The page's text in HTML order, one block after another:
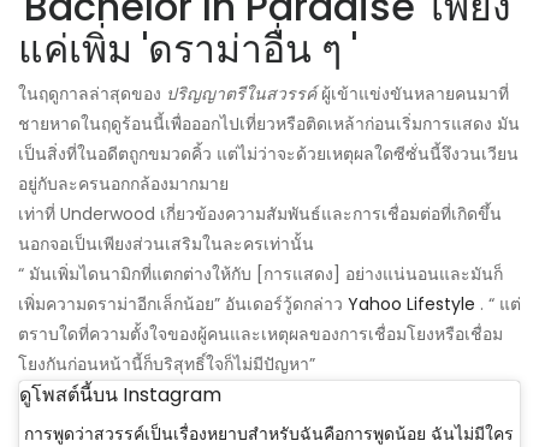
แค่เพิ่ม 'ดราม่าอื่น ๆ '
ในฤดูกาลล่าสุดของ ปริญญาตรีในสวรรค์ผู้เข้าแข่งขันหลายคนมาที่
ชายหาดในฤดูร้อนนี้เพื่อออกไปเที่ยวหรือติดเหล้าก่อนเริ่มการแสดง มัน
เป็นสิ่งที่ในอดีตถูกขมวดคิ้ว แต่ไม่ว่าจะด้วยเหตุผลใดซีซั่นนี้จึงวนเวียน
อยู่กับละครนอกกล้องมากมาย
เท่าที่ Underwood เกี่ยวข้องความสัมพันธ์และการเชื่อมต่อที่เกิดขึ้น
นอกจอเป็นเพียงส่วนเสริมในละครเท่านั้น
“ มันเพิ่มไดนามิกที่แตกต่างให้กับ [การแสดง] อย่างแน่นอนและมันก็
เพิ่มความดราม่าอีกเล็กน้อย” อันเดอร์วู้ดกล่าว Yahoo Lifestyle . “ แต่
ตราบใดที่ความตั้งใจของผู้คนและเหตุผลของการเชื่อมโยงหรือเชื่อม
โยงกันก่อนหน้านี้ก็บริสุทธิ์ใจก็ไม่มีปัญหา”
ดูโพสต์นี้บน Instagram
การพูดว่าสวรรค์เป็นเรื่องหยาบสำหรับฉันคือการพูดน้อย ฉันไม่มีใคร